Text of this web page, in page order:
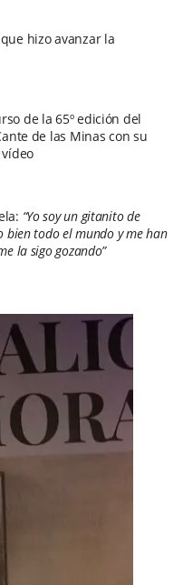
hizo avanzar la
de la 65º edición del
de las Minas con su
“Yo soy un gitanito de
bien todo el mundo y me han
la sigo gozando”